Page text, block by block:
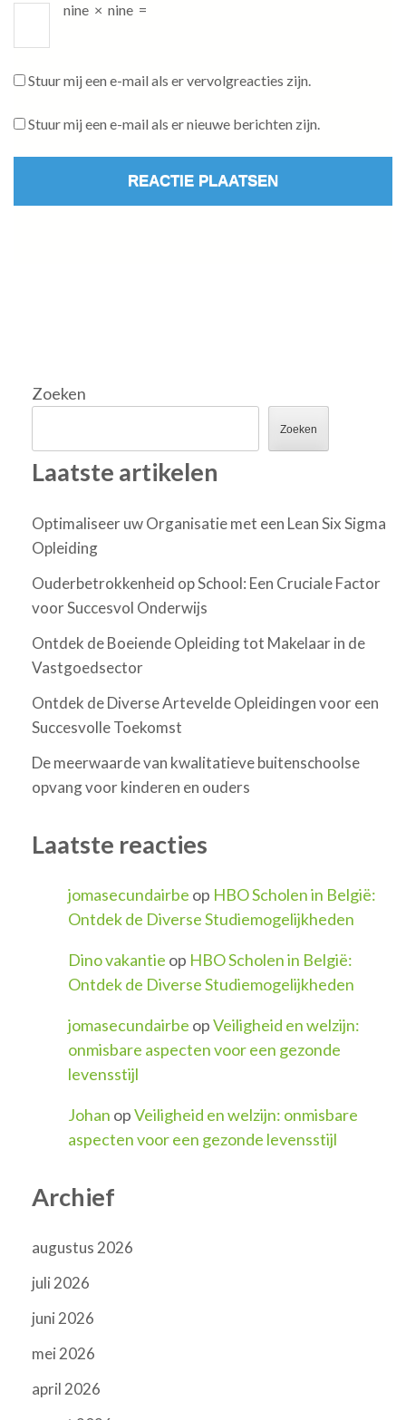
nine × nine =
Stuur mij een e-mail als er vervolgreacties zijn.
Stuur mij een e-mail als er nieuwe berichten zijn.
Zoeken
Zoeken
Laatste artikelen
Optimaliseer uw Organisatie met een Lean Six Sigma
Opleiding
Ouderbetrokkenheid op School: Een Cruciale Factor
voor Succesvol Onderwijs
Ontdek de Boeiende Opleiding tot Makelaar in de
Vastgoedsector
Ontdek de Diverse Artevelde Opleidingen voor een
Succesvolle Toekomst
De meerwaarde van kwalitatieve buitenschoolse
opvang voor kinderen en ouders
Laatste reacties
jomasecundairbe op HBO Scholen in België:
Ontdek de Diverse Studiemogelijkheden
Dino vakantie op HBO Scholen in België:
Ontdek de Diverse Studiemogelijkheden
jomasecundairbe opVeiligheid en welzijn:
onmisbare aspecten voor een gezonde
levensstijl
Johan opVeiligheid en welzijn: onmisbare
aspecten voor een gezonde levensstijl
Archief
augustus 2026
juli 2026
juni 2026
mei 2026
april 2026